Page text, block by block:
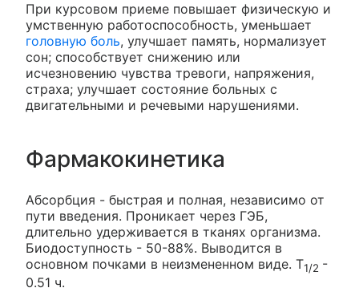
При курсовом приеме повышает физическую и
умственную работоспособность, уменьшает
головную боль, улучшает память, нормализует
сон; способствует снижению или
исчезновению чувства тревоги, напряжения,
страха; улучшает состояние больных с
двигательными и речевыми нарушениями.
Фармакокинетика
Абсорбция - быстрая и полная, независимо от
пути введения. Проникает через ГЭБ,
длительно удерживается в тканях организма.
Биодоступность - 50-88%. Выводится в
основном почками в неизмененном виде. T1/2 -
0.51 ч.